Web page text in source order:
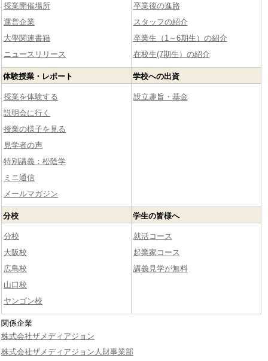
授業開催場所
運営企業
大學関連書籍
ニュースリリース
卒業後の進路
スタッフの紹介
卒業生（1～6期生）の紹介
在校生(7期生）の紹介
体験授業・レポート
授業を体験する
説明会に行く
授業の様子を見る
見学者の声
特別講義：松陰学
ミニ通信
メールマガジン
学校への出資
設立趣旨・基金
分校
分校
大阪校
広島校
山口校
ヤンゴン校
学生の皆様へ
就活コース
起業家コース
講義見学が無料
関係企業
株式会社ザメディアジョン
株式会社ザメディアジョン人財事業部